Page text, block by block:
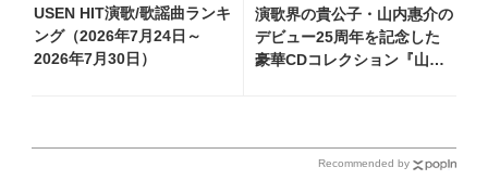
USEN HIT演歌/歌謡曲ランキ
ング（2026年7月24日～
2026年7月30日）
演歌界の貴公子・山内惠介の
デビュー25周年を記念した
豪華CDコレクション『山内
音源まで全164曲収録
Recommended by